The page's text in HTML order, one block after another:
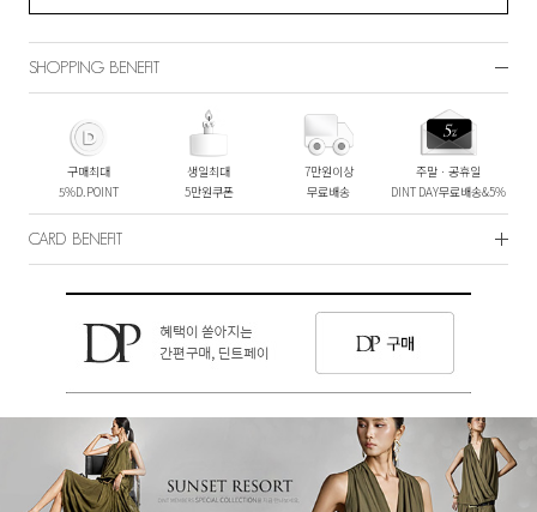
SHOPPING BENEFIT
구매최대
5%D.POINT
생일최대
5만원쿠폰
7만원이상
무료배송
주말ㆍ공휴일
DINT DAY무료배송&5%
CARD BENEFIT